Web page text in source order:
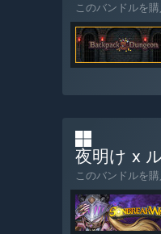
このバンドルを
夜明け x
このバンドルを